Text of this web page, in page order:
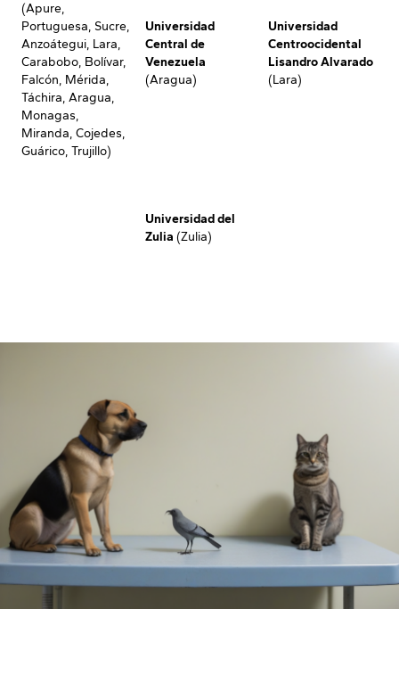
(Apure,
Portuguesa, Sucre,
Anzoátegui, Lara,
Carabobo, Bolívar,
Falcón, Mérida,
Táchira, Aragua,
Monagas,
Miranda, Cojedes,
Guárico, Trujillo)
Universidad
Central de
Venezuela
(Aragua)
Universidad
Centroocidental
Lisandro Alvarado
(Lara)
Universidad del
Zulia (Zulia)